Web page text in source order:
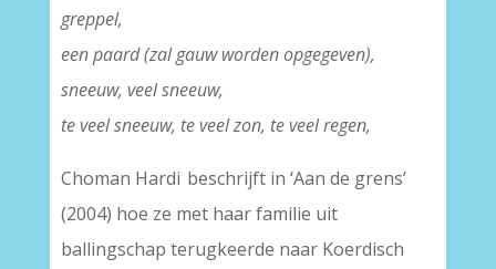
greppel,
een paard (zal gauw worden opgegeven),
sneeuw, veel sneeuw,
te veel sneeuw, te veel zon, te veel regen,
Choman Hardi beschrijft in ‘Aan de grens’
(2004) hoe ze met haar familie uit
ballingschap terugkeerde naar Koerdisch